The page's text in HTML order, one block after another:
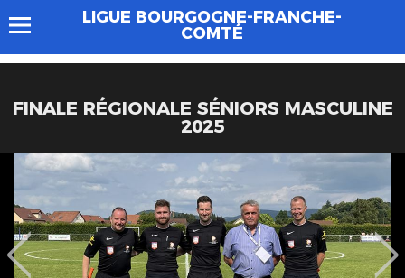
LIGUE BOURGOGNE-FRANCHE-
COMTÉ
FINALE RÉGIONALE SÉNIORS MASCULINE
2025